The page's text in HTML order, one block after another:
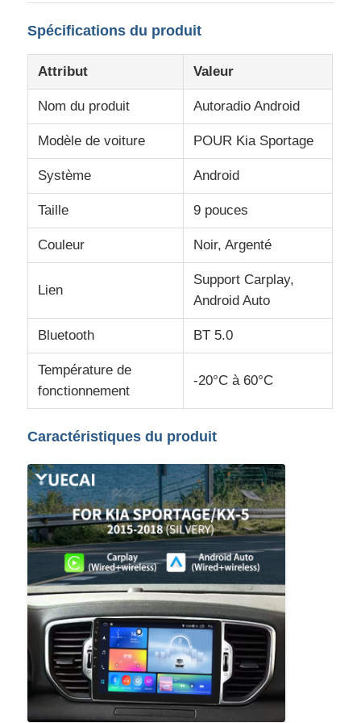
A propos de nous
Visite d'usine
Contact
nouvelles
Tous les cas
Demande de soumission
Unité de tête d'Android de voiture
Spécifications du produit
Attribut Valeur
Nom du produit Autoradio Android
Modèle de voiture POUR Kia Sportage
Système Android
Taille 9 pouces
Couleur Noir, Argenté
Lien
Support Carplay,
Android Auto
Bluetooth BT 5.0
Température de
fonctionnement
-20°C à 60°C
Caractéristiques du produit